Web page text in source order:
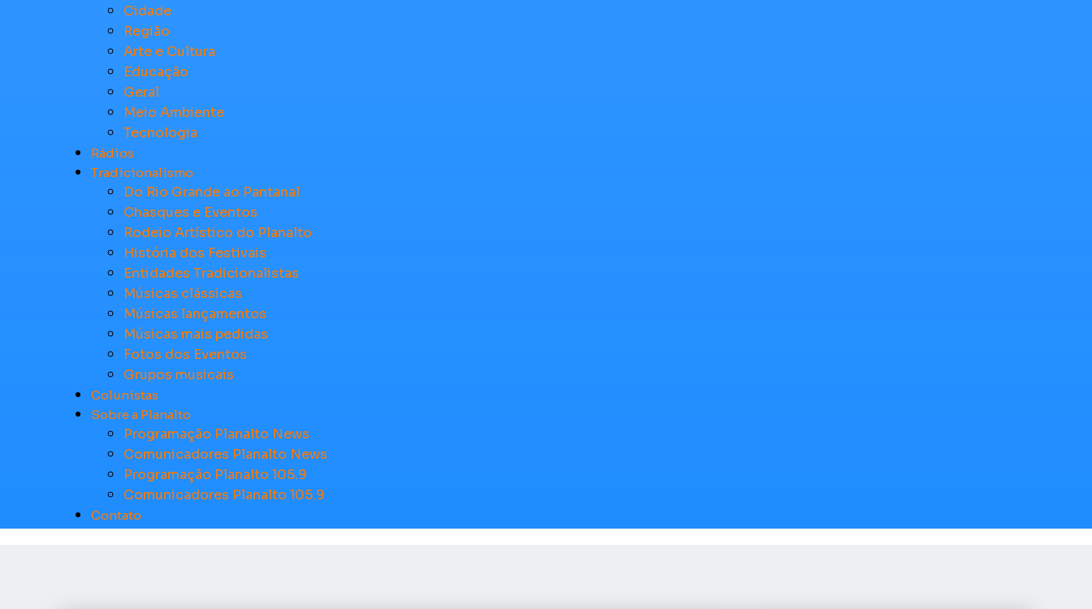
Cidade
Região
Arte e Cultura
Educação
Geral
Meio Ambiente
Tecnologia
Rádios
Tradicionalismo
Do Rio Grande ao Pantanal
Chasques e Eventos
Rodeio Artístico do Planalto
História dos Festivais
Entidades Tradicionalistas
Músicas clássicas
Músicas lançamentos
Músicas mais pedidas
Fotos dos Eventos
Grupos musicais
Colunistas
Sobre a Planalto
Programação Planalto News
Comunicadores Planalto News
Programação Planalto 105.9
Comunicadores Planalto 105.9
Contato